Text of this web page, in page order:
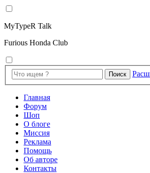
MyTypeR Talk
Furious Honda Club
Поиск
Главная
Форум
Шоп
О блоге
Миссия
Реклама
Помощь
Об авторе
Контакты